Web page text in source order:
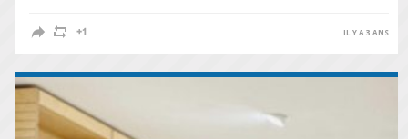
IL Y A 3 ANS